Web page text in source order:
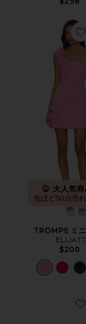
大人気商
先ほど50点売
TROMPE ミ
ELLIATT
$200